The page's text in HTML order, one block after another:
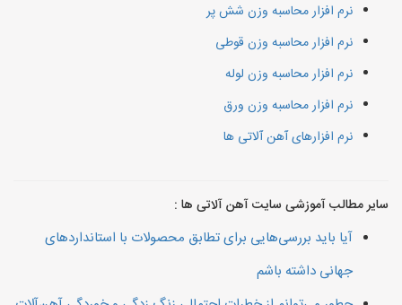
نرم افزار محاسبه وزن شش پر
نرم افزار محاسبه وزن قوطی
نرم افزار محاسبه وزن لوله
نرم افزار محاسبه وزن ورق
نرم افزارهای آهن آلاتی ها
سایر مطالب آموزشی سایت آهن آلاتی ها :
آیا باید بررسی‌هایی برای تطابق محصولات با استانداردهای
جهانی داشته باشم